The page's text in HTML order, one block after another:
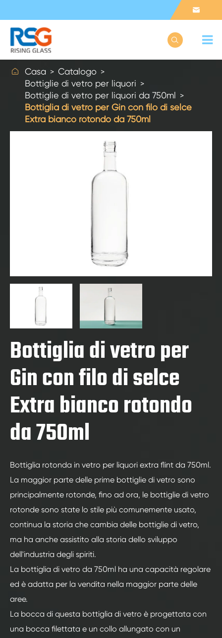


 Casa
Catalogo
Bottiglie di vetro per liquori
Bottiglie di vetro per liquori da 750ml
Bottiglia di vetro per Gin con filo di selce
Extra bianco rotondo da 750ml
Bottiglia di vetro per
Gin con filo di selce
Extra bianco rotondo
da 750ml
Bottiglia rotonda in vetro per liquori extra flint da 750ml.
La maggior parte delle prime bottiglie di vetro sono
principalmente rotonde, fino ad ora, le bottiglie di vetro
rotonde sono state lo stile più comunemente usato,
continua la storia che cambia delle bottiglie di vetro,
ma ha anche assistito alla storia dello sviluppo
dell'industria degli spiriti.
La bottiglia di vetro da 750ml ha una capacità regolare
ed è adatta per la vendita nella maggior parte delle
aree.
La bocca di questa bottiglia di vetro è progettata con
una bocca filettata e un collo allungato con un